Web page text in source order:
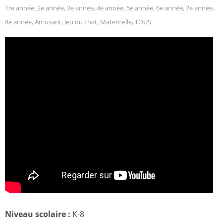
1re année, 2e année, 3e année, 4e année, 5e année, 6e année, 7e année,
8e année, Amusant, Jeu du chat, Maternelle, TOUS
Niveau scolaire : K-8